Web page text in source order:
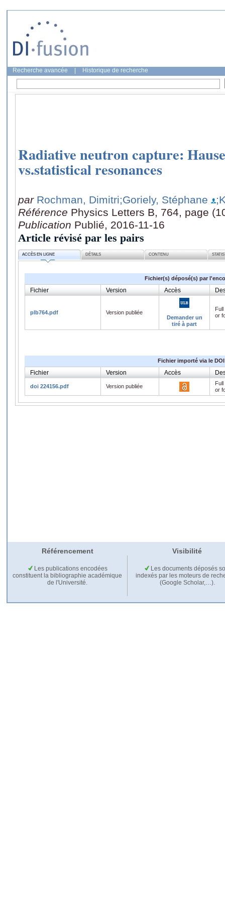
Recherche avancée Historique de recherche
Radiative neutron capture:
vs.statistical resonances
par Rochman, Dimitri;Goriely, Stéphane
Référence Physics Letters B, 764, page
Publication Publié, 2016-11-16
Article révisé par les pairs
ACCÈS EN LIGNE DÉTAILS CONTENU
Fichier(s) déposé(s) par
Fichier Version Accès
plb764.pdf
Version publiée
Demander un
tiré à part
or
Fichier importé via le DOI
Fichier Version Accès
doi 224156.pdf Version publiée
or
Référencement Visibilité
Les publications encodées
constituent la bibliographie académique
de l'Université.
Les documents déposés
indexés par les moteurs de
(Google Scholar,…).